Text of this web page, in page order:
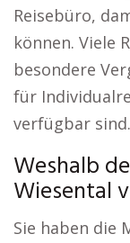
Reisebüro,
können. Viele
besondere
für
verfügbar sind.
Weshalb
Wiesental
Sie haben die